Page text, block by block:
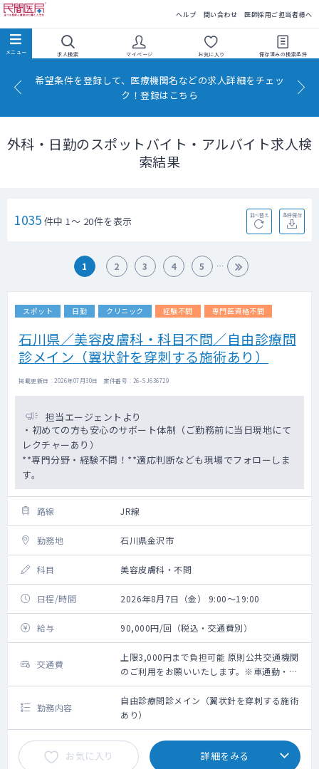
ヘルプ 問い合わせ 医師採用ご担当者様へ
求人検索 マイページ お気に入り 保存済みの検索条件
希望条件を登録して、医療機関名などの求人詳細をチェッ
ク！登録はこちら
外科・日勤のスポットバイト・アルバイト求人検
索結果
1035 件中 1～ 20件を表示 並べ替え 条件保存
1 2 3 4 5
スポット 日勤 クリニック 経験不問 専門医資格不問
石川県／美容皮膚科・科目不問／自由診療問
診メイン（翼状針を穿刺する施術あり）
掲載更新日 : 2026年07月30日 案件番号 : 26-SJ636729
担当エージェントより
・初めての方も安心のサポート体制（ご勤務前に当日現地にて
レクチャーあり）
**専門分野・経験不問！**適応判断なども現場でフォローしま
す。
路線 JR線
勤務地 石川県金沢市
科目 美容皮膚科・不問
日程/時間 2026年8月7日（金） 9:00～19:00
給与 90,000円/回（税込・交通費別）
交通費
上限3,000円まで負担可能 原則公共交通機関
のご利用をお願いいたします。※車通勤・タ
クシー利用要相談
勤務内容
自由診療問診メイン（翼状針を穿刺する施術
あり）
お気に入り 詳細をみる